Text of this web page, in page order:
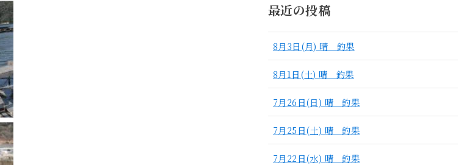
最近の投稿
8月3日(月) 晴 釣果
8月1日(土) 晴 釣果
7月26日(日) 晴 釣果
7月25日(土) 晴 釣果
7月22日(水) 晴 釣果